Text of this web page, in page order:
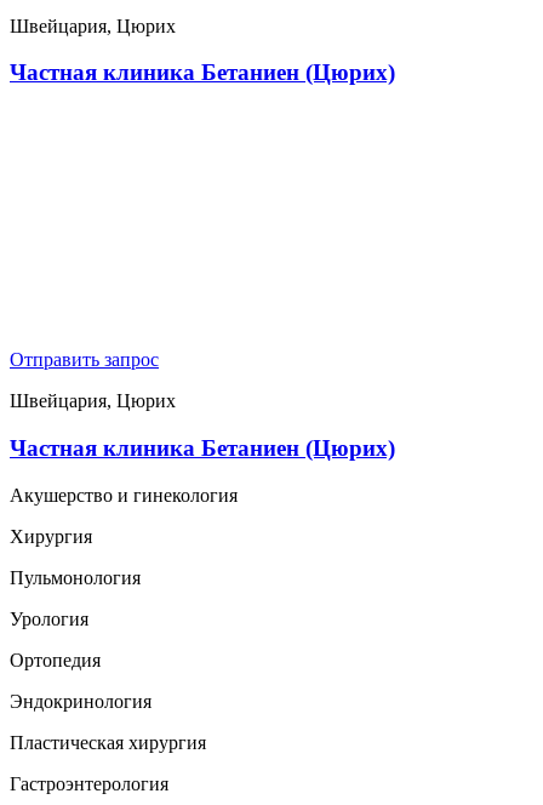
Швейцария, Цюрих
Частная клиника Бетаниен (Цюрих)
Отправить запрос
Швейцария, Цюрих
Частная клиника Бетаниен (Цюрих)
Акушерство и гинекология
Хирургия
Пульмонология
Урология
Ортопедия
Эндокринология
Пластическая хирургия
Гастроэнтерология